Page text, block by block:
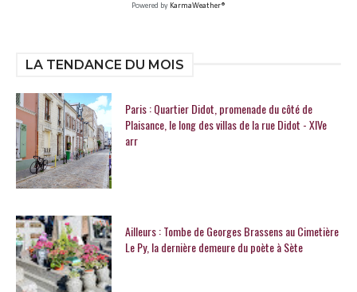
Powered by KarmaWeather®
LA TENDANCE DU MOIS
Paris : Quartier Didot, promenade du côté de
Plaisance, le long des villas de la rue Didot - XIVe
arr
Ailleurs : Tombe de Georges Brassens au Cimetière
Le Py, la dernière demeure du poète à Sète